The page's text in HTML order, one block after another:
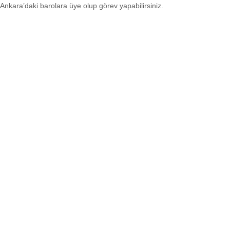
Ankara’daki barolara üye olup görev yapabilirsiniz.